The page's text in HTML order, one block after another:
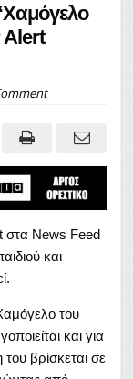
Alert
στα News Feed
και
του
και για
του βρίσκεται σε